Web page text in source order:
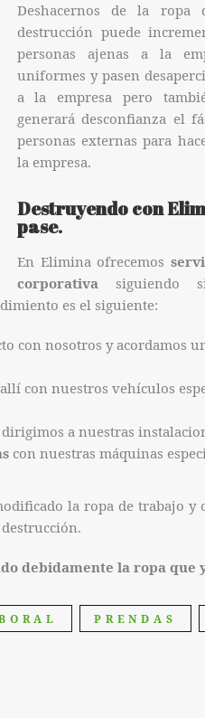
Deshacernos de la
destrucción puede
personas ajenas a la
uniformes y pasen
a la empresa pero
generará desconfianza el
personas externas para
la empresa.
Destruyendo con
pase.
En Elimina ofrecemos
corporativasiguiendo
es el siguiente:
con nosotros y acordamos
con nuestros vehículos
a nuestras
con nuestras máquinas
la ropa de trabajo y
debidamente la ropa que
PRENDAS